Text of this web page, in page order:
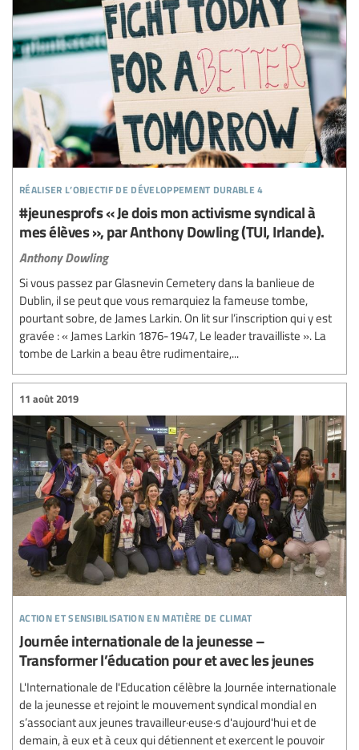
réaliser l’objectif de développement durable 4
#jeunesprofs « Je dois mon activisme syndical à
mes élèves », par Anthony Dowling (TUI, Irlande).
Anthony Dowling
Si vous passez par Glasnevin Cemetery dans la banlieue de
Dublin, il se peut que vous remarquiez la fameuse tombe,
pourtant sobre, de James Larkin. On lit sur l’inscription qui y est
gravée : « James Larkin 1876-1947, Le leader travailliste ». La
tombe de Larkin a beau être rudimentaire,...
action et sensibilisation en matière de climat
11 août 2019
Journée internationale de la jeunesse –
Transformer l’éducation pour et avec les jeunes
L'Internationale de l'Education célèbre la Journée internationale
de la jeunesse et rejoint le mouvement syndical mondial en
s’associant aux jeunes travailleur·euse·s d'aujourd'hui et de
demain, à eux et à ceux qui détiennent et exercent le pouvoir